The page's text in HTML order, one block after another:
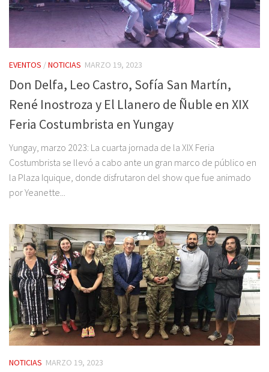
EVENTOS /NOTICIAS MARZO 19, 2023
Don Delfa, Leo Castro, Sofía San Martín,
René Inostroza y El Llanero de Ñuble en XIX
Feria Costumbrista en Yungay
Yungay, marzo 2023: La cuarta jornada de la XIX Feria
Costumbrista se llevó a cabo ante un gran marco de público en
la Plaza Iquique, donde disfrutaron del show que fue animado
por Yeanette...
NOTICIAS MARZO 19, 2023